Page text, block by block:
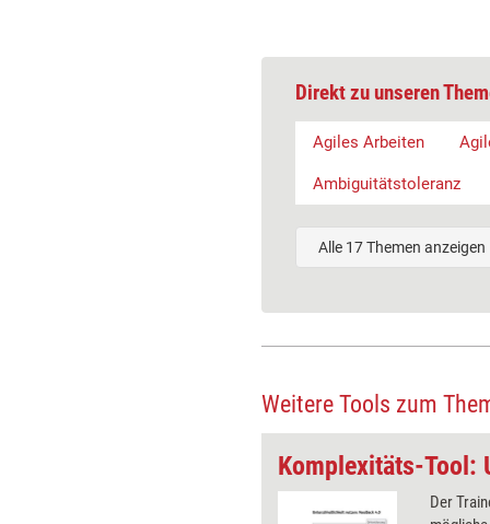
Direkt zu unseren
Agiles Arbeiten
Ambiguitätstoleranz
Alle 17 Themen anzeigen
Weitere Tools zum
Der